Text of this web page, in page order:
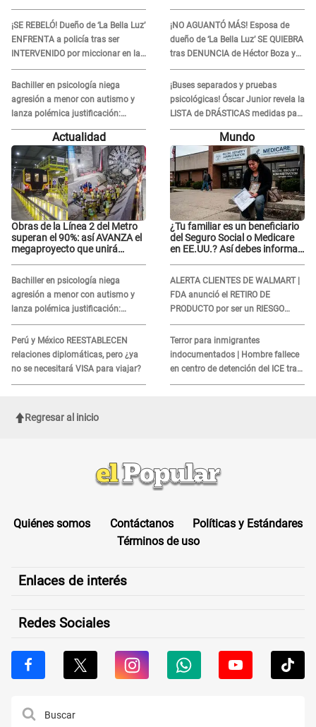
¡SE REBELÓ! Dueño de ‘La Bella Luz’
ENFRENTA a policía tras ser
INTERVENIDO por miccionar en la
vía pública: “Lo hice por necesidad”
Bachiller en psicología niega
agresión a menor con autismo y
lanza polémica justificación:
"Defenderme ante..."
¡NO AGUANTÓ MÁS! Esposa de
dueño de ‘La Bella Luz’ SE QUIEBRA
tras DENUNCIA de Héctor Boza y
ARREMETE contra Claudia Salazar
¡Buses separados y pruebas
psicológicas! Óscar Junior revela la
LISTA de DRÁSTICAS medidas para
prevenir acoso en 'La Bella Luz' tras
caso Naldy Saldaña
Actualidad
Obras de la Línea 2 del Metro
superan el 90%: así AVANZA el
megaproyecto que unirá
Bachiller en psicología niega
agresión a menor con autismo y
lanza polémica justificación:
"Defenderme ante..."
Perú y México REESTABLECEN
relaciones diplomáticas, pero ¿ya
no se necesitará VISA para viajar?
Mundo
¿Tu familiar es un beneficiario
del Seguro Social o Medicare
en EE.UU.? Así debes informar
ALERTA CLIENTES DE WALMART |
FDA anunció el RETIRO DE
PRODUCTO por ser un RIESGO
MORTAL para consumidores: ¿Cuál
es?
Terror para inmigrantes
indocumentados | Hombre fallece
en centro de detención del ICE tras
sufrir una "emergencia médica"
Regresar al inicio
Quiénes somos Contáctanos
Políticas y Estándares
Términos de uso
Enlaces de interés
Redes Sociales